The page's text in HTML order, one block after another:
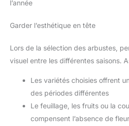
l’année
Garder l’esthétique en tête
Lors de la sélection des arbustes,
visuel entre les différentes saisons.
Les variétés choisies offrent
des périodes différentes
Le feuillage, les fruits ou la
compensent l’absence de